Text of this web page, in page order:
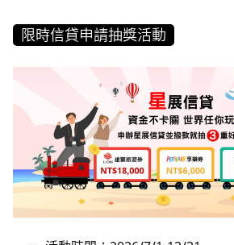
限時信貸申請抽獎活動